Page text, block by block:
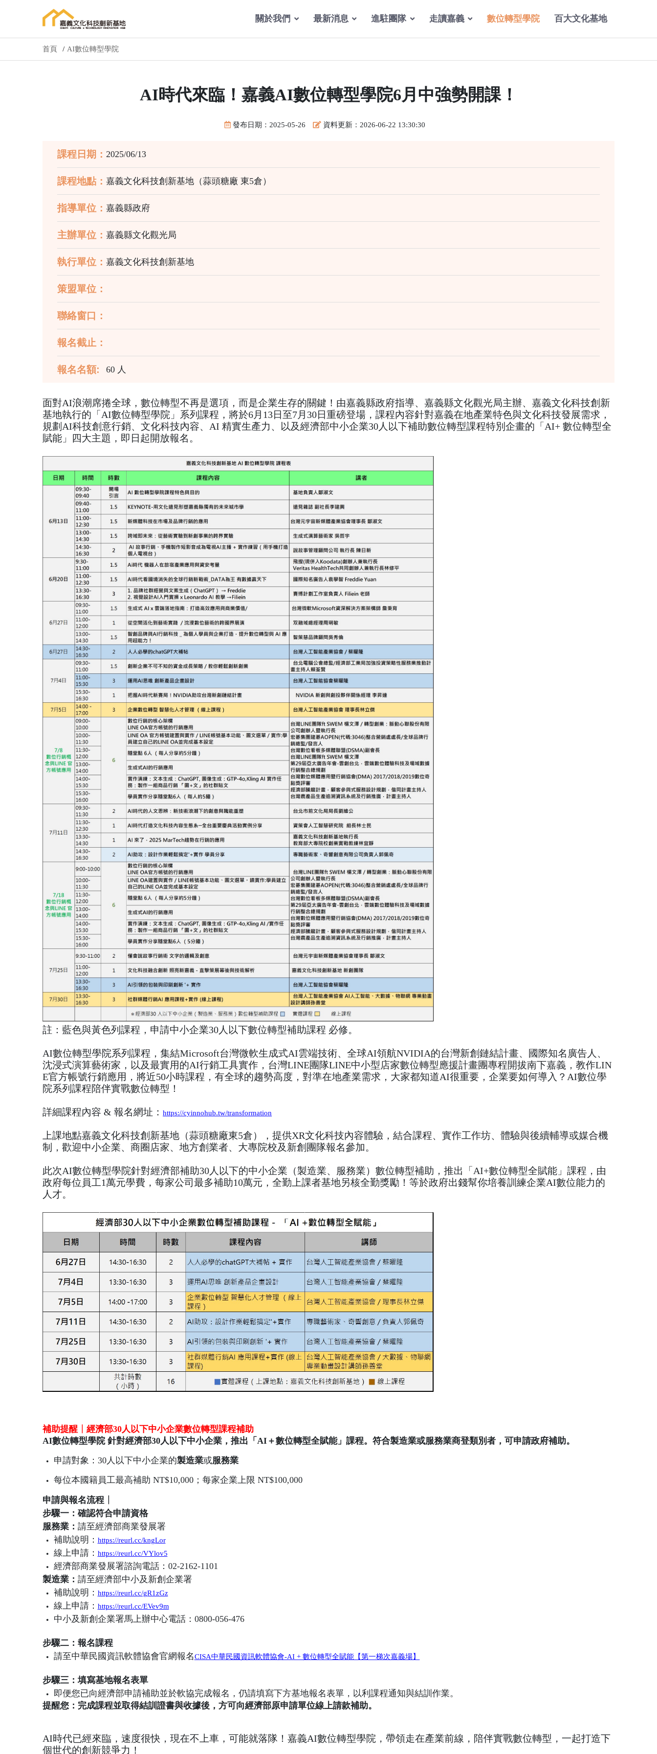
關於我們 最新消息 進駐團隊 走讀嘉義 數位轉型學院 百大文化基地
首頁 AI數位轉型學院
AI時代來臨！嘉義AI數位轉型學院6月中強勢開課！
發布日期：2025-05-26 資料更新：2026-06-22 13:30:30
課程日期： 2025/06/13
課程地點： 嘉義文化科技創新基地（蒜頭糖廠 東5倉）
指導單位： 嘉義縣政府
主辦單位： 嘉義縣文化觀光局
執行單位： 嘉義文化科技創新基地
策盟單位：
聯絡窗口：
報名截止：
報名名額: 60 人
面對AI浪潮席捲全球，數位轉型不再是選項，而是企業生存的關鍵！由嘉義縣政府指導、嘉義縣文化觀光局主辦、嘉義文化科技創新
基地執行的「AI數位轉型學院」系列課程，將於6月13日至7月30日重磅登場，課程內容針對嘉義在地產業特色與文化科技發展需求，
規劃AI科技創意行銷、文化科技內容、AI 精實生產力、以及經濟部中小企業30人以下補助數位轉型課程特別企畫的「AI+ 數位轉型全
賦能」四大主題，即日起開放報名。
註：藍色與黃色列課程，申請中小企業30人以下數位轉型補助課程 必修。
AI數位轉型學院系列課程，集結Microsoft台灣微軟生成式AI雲端技術、全球AI領航NVIDIA的台灣新創鏈結計畫、國際知名廣告人、
沈浸式演算藝術家，以及最實用的AI行銷工具實作，台灣LINE團隊LINE中小型店家數位轉型應援計畫團專程開拔南下嘉義，教作LIN
E官方帳號行銷應用，將近50小時課程，有全球的趨勢高度，對準在地產業需求，大家都知道AI很重要，企業要如何導入？AI數位學
院系列課程陪伴實戰數位轉型！
詳細課程內容 & 報名網址： https://cyinnohub.tw/transformation
上課地點嘉義文化科技創新基地（蒜頭糖廠東5倉），提供XR文化科技內容體驗，結合課程、實作工作坊、體驗與後續輔導或媒合機
制，歡迎中小企業、商圈店家、地方創業者、大專院校及新創團隊報名參加。
此次AI數位轉型學院針對經濟部補助30人以下的中小企業（製造業、服務業）數位轉型補助，推出「AI+數位轉型全賦能」課程，由
政府每位員工1萬元學費，每家公司最多補助10萬元，全勤上課者基地另核全勤獎勵！等於政府出錢幫你培養訓練企業AI數位能力的
人才。
補助提醒
經濟部30人以下中小企業數位轉型課程補助
AI數位轉型學院 針對經濟部30人以下中小企業，推出「AI＋數位轉型全賦能」課程。符合製造業或服務業商登類別者，可申請政府補助。
申請對象：30人以下中小企業的製造業或服務業
每位本國籍員工最高補助 NT$10,000；每家企業上限 NT$100,000
申請與報名流程
步驟一：確認符合申請資格
服務業： 請至經濟部商業發展署
補助說明： https://reurl.cc/kngLor
線上申請： https://reurl.cc/VYlov5
經濟部商業發展署諮詢電話：02-2162-1101
製造業： 請至經濟部中小及新創企業署
補助說明： https://reurl.cc/gR1zGz
線上申請： https://reurl.cc/EVev9m
中小及新創企業署馬上辦中心電話：0800-056-476
步驟二：報名課程
請至中華民國資訊軟體協會官網報名CISA中華民國資訊軟體協會-AI + 數位轉型全賦能【第一梯次嘉義場】
步驟三：填寫基地報名表單
即便您已向經濟部申請補助並於軟協完成報名，仍請填寫下方基地報名表單，以利課程通知與結訓作業。
提醒您：完成課程並取得結訓證書與收據後，方可向經濟部原申請單位線上請款補助。
AI時代已經來臨，速度很快，現在不上車，可能就落隊！嘉義AI數位轉型學院，帶領走在產業前線，陪伴實戰數位轉型，一起打造下
個世代的創新競爭力！